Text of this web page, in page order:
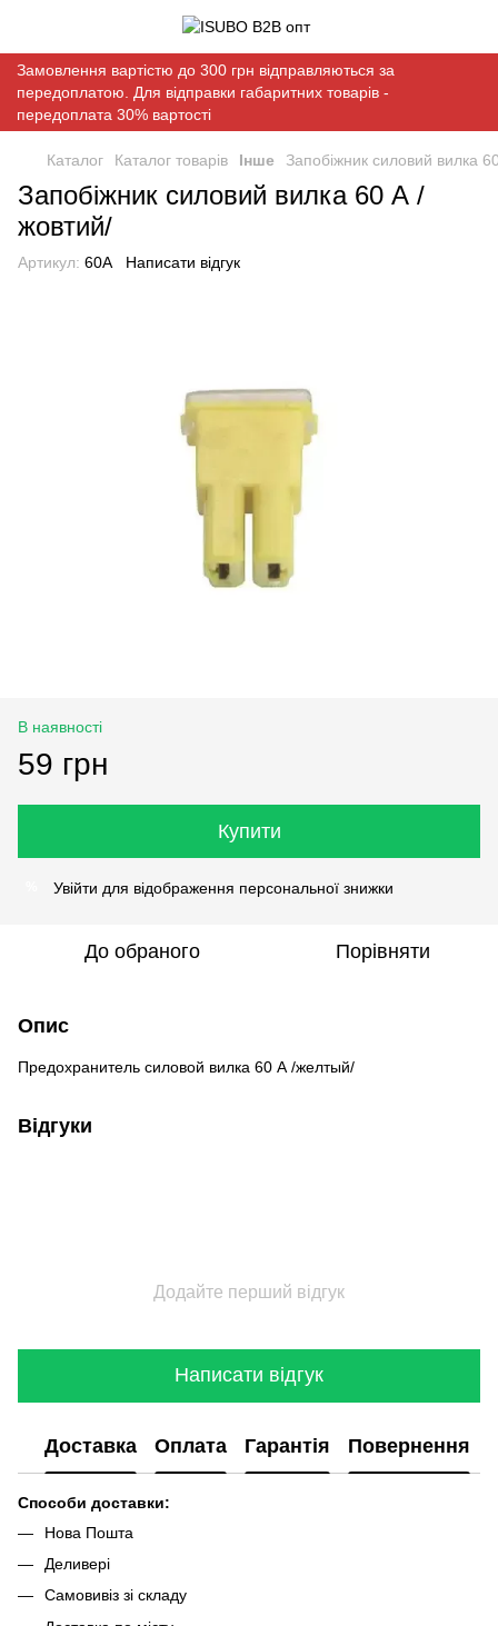
Замовлення вартістю до 300 грн відправляються за
передоплатою. Для відправки габаритних товарів -
передоплата 30% вартості
Каталог Каталог товарів Інше Запобіжник силовий вилка
Запобіжник силовий вилка 60 А /
жовтий/
Артикул: 60А Написати відгук
В наявності
59 грн
Купити
Увійти для відображення персональної знижки
До обраного Порівняти
Опис
Предохранитель силовой вилка 60 А /желтый/
Відгуки
Додайте перший відгук
Написати відгук
Доставка Оплата Гарантія Повернення
Способи доставки:
Нова Пошта
Деливері
Самовивіз зі складу